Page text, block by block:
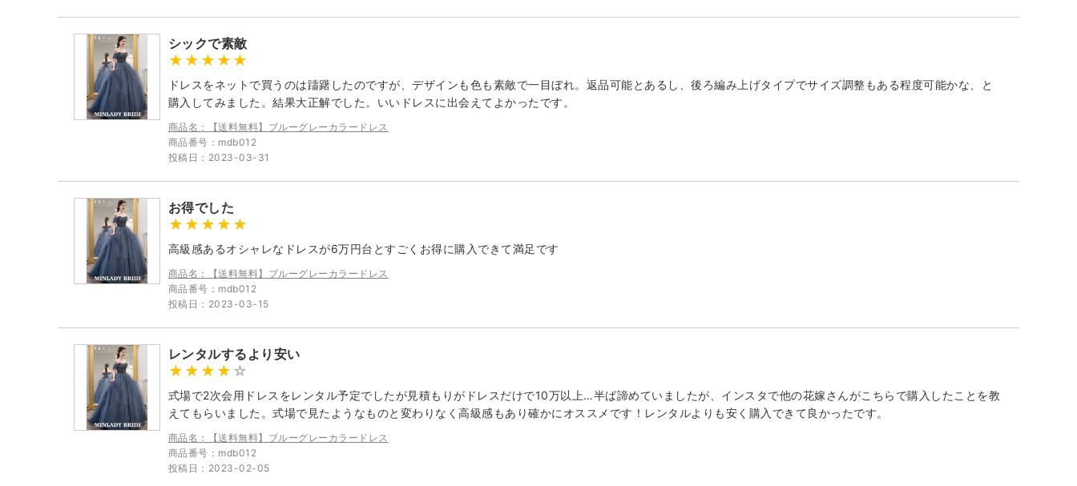
シックで素敵
ドレスをネットで買うのは躊躇したのですが、デザインも色も素敵で一目ぼれ。返品可能とあるし、後ろ編み上げタイプでサイズ調整もある程度可能かな、と
購入してみました。結果大正解でした。いいドレスに出会えてよかったです。
商品名：【送料無料】ブルーグレーカラードレス
商品番号：mdb012
投稿日：2023-03-31
お得でした
高級感あるオシャレなドレスが6万円台とすごくお得に購入できて満足です
商品名：【送料無料】ブルーグレーカラードレス
商品番号：mdb012
投稿日：2023-03-15
レンタルするより安い
式場で2次会用ドレスをレンタル予定でしたが見積もりがドレスだけで10万以上…半ば諦めていましたが、インスタで他の花嫁さんがこちらで購入したことを教
えてもらいました。式場で見たようなものと変わりなく高級感もあり確かにオススメです！レンタルよりも安く購入できて良かったです。
商品名：【送料無料】ブルーグレーカラードレス
商品番号：mdb012
投稿日：2023-02-05